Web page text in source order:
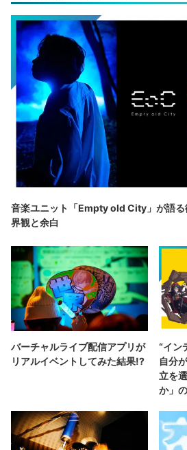
音楽ユニット「Empty old City」が語
界観と余白
バーチャルライブ配信アプリが
リアルイベントしてみた結果!?
“イン
自分
立を
か」